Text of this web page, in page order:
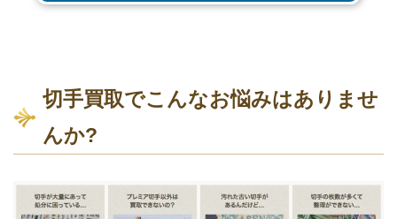
切手買取でこんなお悩みはありませ
んか?